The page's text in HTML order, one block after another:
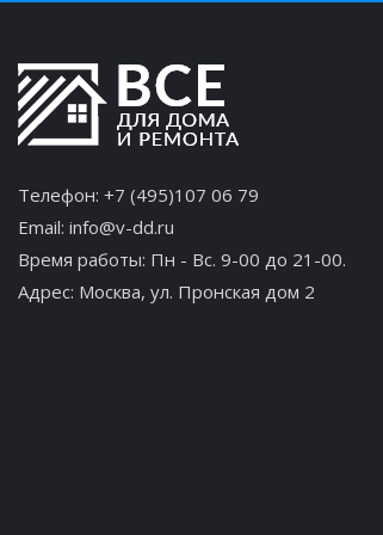
Телефон: +7 (495)107 06 79
Email: info@v-dd.ru
Время работы: Пн - Вс. 9-00 до 21-00.
Адрес: Москва, ул. Пронская дом 2